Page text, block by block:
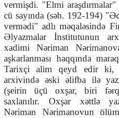
vermişdi. "Elmi
cü sayında (səh. 192-194)
vermədi" adlı məqaləsində
Əlyazmalar İnstitutunun
xadimi Nəriman
aşkarlanması haqqında
Tarixçi alim qeyd edir ki,
arxivində əski əlifba ilə
(şeirin üçü oxşar, biri
saxlanılır. Oxşar xəttlə
Nəriman Nərimanovun